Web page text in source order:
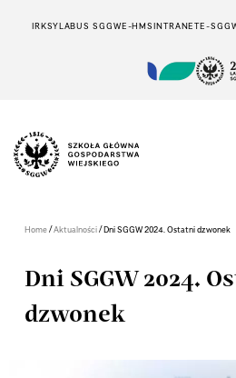
IRKSYLABUS SGGWE-HMSINTRANETE-
Home/Aktualności/Dni SGGW 2024. Ostatni dzwonek
Dni SGGW 2024.
dzwonek